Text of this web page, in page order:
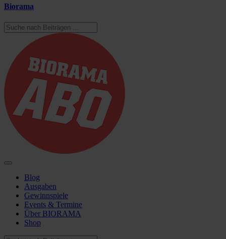
Biorama
Blog
Ausgaben
Gewinnspiele
Events & Termine
Über BIORAMA
Shop